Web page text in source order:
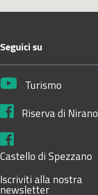
Seguici su
Turismo
Riserva di Nirano
Castello di Spezzano
Iscriviti alla nostra
newsletter